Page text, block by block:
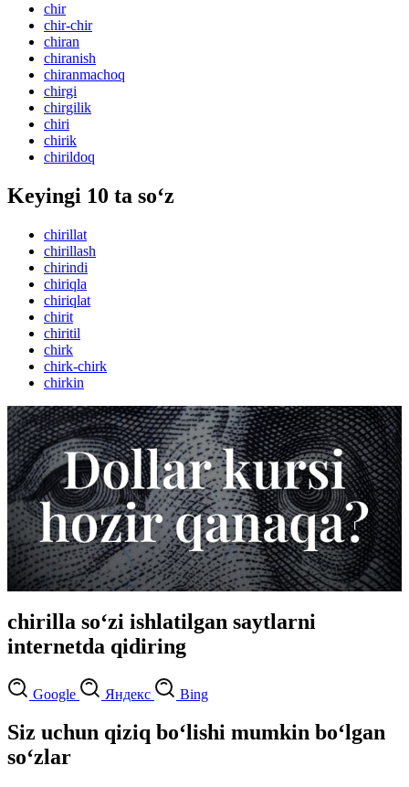
chir
chir-chir
chiran
chiranish
chiranmachoq
chirgi
chirgilik
chiri
chirik
chirildoq
Keyingi 10 ta so‘z
chirillat
chirillash
chirindi
chiriqla
chiriqlat
chirit
chiritil
chirk
chirk-chirk
chirkin
chirilla so‘zi ishlatilgan saytlarni
internetda qidiring
Google Яндекс Bing
Siz uchun qiziq bo‘lishi mumkin bo‘lgan
so‘zlar